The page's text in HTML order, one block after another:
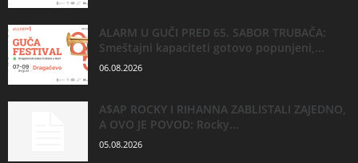
ALARM U GUČI PRED 65. SABOR TRUBAČA:
Smeštajni kapaciteti gotovo popunjeni,...
06.08.2026
A$AP ROCKY I RIHANNA ZABLISTALI ZAJEDNO,
A OVO JE POVOD: Rocky...
05.08.2026